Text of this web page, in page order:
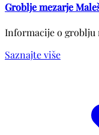
Groblje mezarje
Informacije o groblju
Saznajte više